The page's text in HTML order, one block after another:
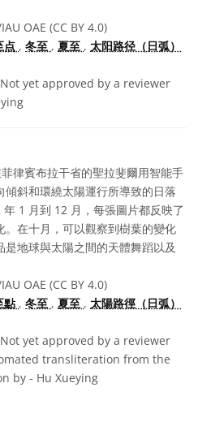
OAE (CC BY 4.0)
点 , 冬至 , 夏至 , 太阳路径（日弧）
Not yet approved by a reviewer
律賓布拉干省的聖拉斐爾用智能手
斜和環繞太陽運行所導致的日落
1 月到 12 月，每張圖片都反映了
在十月，可以觀察到樹葉的變化
地球與太陽之間的天體舞蹈以及
OAE (CC BY 4.0)
點 , 冬至 , 夏至 , 太陽路徑（日弧）
Not yet approved by a reviewer
transliteration from the
by - Hu Xueying